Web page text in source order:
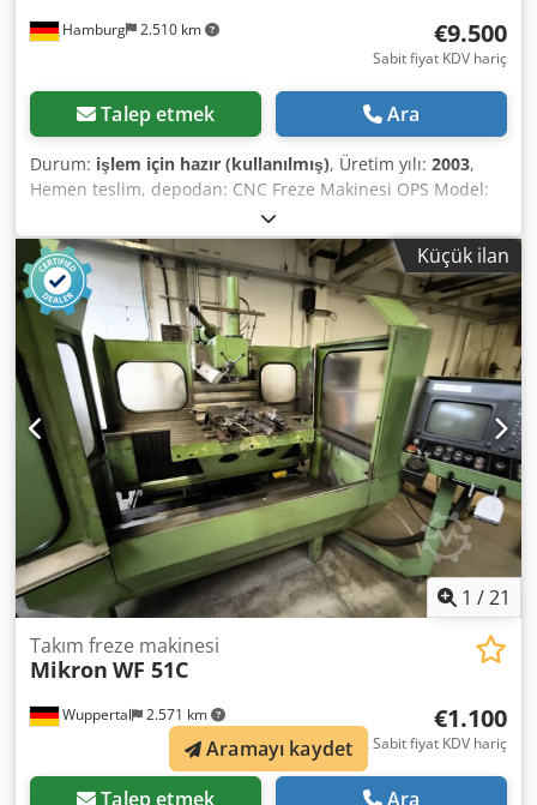
Hamburg 2.510 km €9.500
Sabit fiyat KDV hariç
Talep etmek Ara
Durum: işlem için hazır (kullanılmış), Üretim yılı: 2003,
Hemen teslim, depodan: CNC Freze Makinesi OPS Model:
OPS HSC 600 Üretim Yılı: 2003 CNC Kontrol Ünitesi:
Andronic 3D, Ethernet arayüzlü Hareket Aralığı X/Y/Z:
625/375/350 mm Erowa sistemine entegre, 40 yuvalı tezgah
Dcjdpszrlwvsfx Aipsk Mil Devri: 5000 – 40.000 dev/dak Sabit
tabla, maksimum yük kapasitesi 600 kg Hareket Hızı: 20
m/dak'a kadar Tekrar Edilebilirlik: 0,002 mm Takım
Değiştirici: 32 yuvalı Mil: HSK 32 E Tahrik Gücü: 9 kW
Ağırlık: 3500 kg Fiyat: 9.500 Euro + KDV, depodan teslim
Küçük ilan
1 /21
Wuppertal 2.571 km
Takım freze makinesi
Mikron WF 51C
€1.100
FCA Sabit fiyat KDV hariç
Talep etmek Ara
Aramayı kaydet